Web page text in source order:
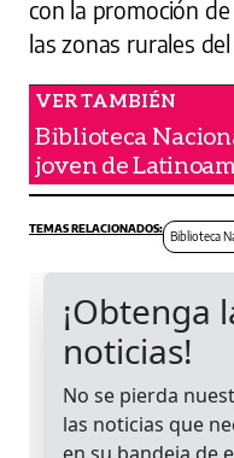
con la promoción
las zonas rurales
Biblioteca
joven de
Biblioteca